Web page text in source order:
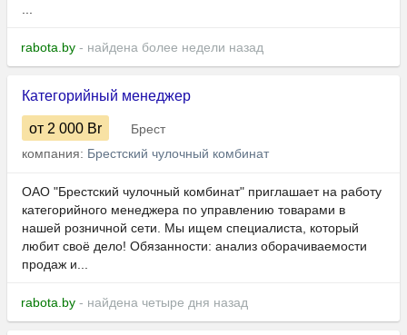
...
rabota.by - найдена более недели назад
Категорийный менеджер
от 2 000 Br
Брест
компания: Брестский чулочный комбинат
ОАО "Брестский чулочный комбинат" приглашает на работу
категорийного менеджера по управлению товарами в
нашей розничной сети. Мы ищем специалиста, который
любит своё дело! Обязанности: анализ оборачиваемости
продаж и...
rabota.by - найдена четыре дня назад